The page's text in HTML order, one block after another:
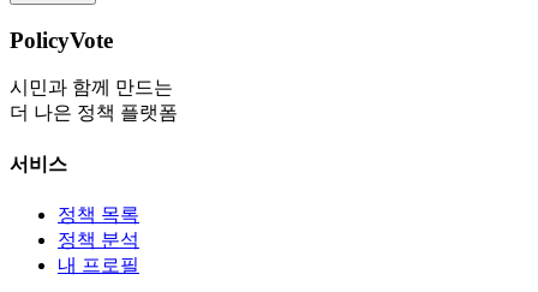
PolicyVote
시민과 함께 만드는
더 나은 정책 플랫폼
서비스
정책 목록
정책 분석
내 프로필